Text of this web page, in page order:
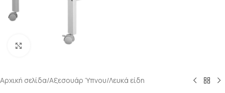
Κλικ για μεγέθυνση
Αρχική σελίδα/Αξεσουάρ Ύπνου/Λευκά είδη